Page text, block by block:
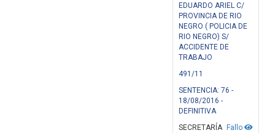
EDUARDO ARIEL C/
PROVINCIA DE RIO
NEGRO ( POLICIA DE
RIO NEGRO) S/
ACCIDENTE DE
TRABAJO
491/11
SENTENCIA: 76 -
18/08/2016 -
DEFINITIVA
Fallo
SECRETARÍA